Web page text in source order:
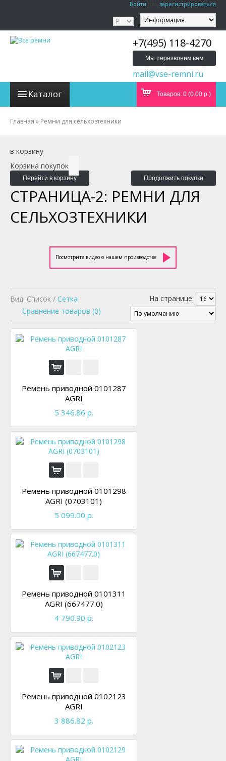
Войти зарегистрироваться
+7(495) 118-4270
Мы перезвоним вам
mail@vse-remni.ru
Каталог Товаров: 0 (0.00 р.)
Главная » Ремни для сельхозтехники
в корзину
Корзина покупок
Перейти в корзину Продолжить покупки
СТРАНИЦА-2: РЕМНИ ДЛЯ
СЕЛЬХОЗТЕХНИКИ
Посмотрите видео о нашем производстве
Вид: Список / Сетка
На странице:
Сравнение товаров (0)
Ремень приводной 0101287
AGRI
5 346.86 р.
Ремень приводной 0101298
AGRI (0703101)
5 099.00 р.
Ремень приводной 0101311
AGRI (667477.0)
4 790.90 р.
Ремень приводной 0102123
AGRI
3 886.82 р.